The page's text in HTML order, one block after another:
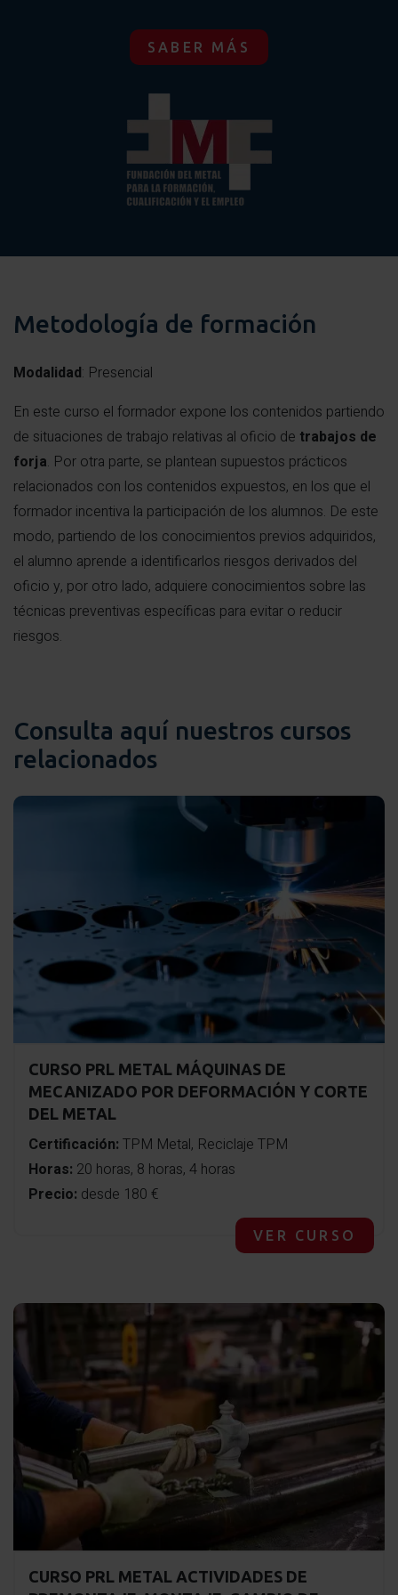
Protecciones individuales (colocación, usos y
obligaciones y mantenimiento).
SABER MÁS
Metodología de formación
Modalidad: Presencial
En este curso el formador expone los contenidos partiendo
de situaciones de trabajo relativas al oficio de trabajos de
forja. Por otra parte, se plantean supuestos prácticos
relacionados con los contenidos expuestos, en los que el
formador incentiva la participación de los alumnos. De este
modo, partiendo de los conocimientos previos adquiridos,
el alumno aprende a identificarlos riesgos derivados del
oficio y, por otro lado, adquiere conocimientos sobre las
técnicas preventivas específicas para evitar o reducir
riesgos.
Consulta aquí nuestros cursos
relacionados
CURSO PRL METAL MÁQUINAS DE
MECANIZADO POR DEFORMACIÓN Y CORTE
DEL METAL
Certificación: TPM Metal, Reciclaje TPM
Horas: 20 horas, 8 horas, 4 horas
Precio: desde 180 €
VER CURSO
CURSO PRL METAL ACTIVIDADES DE